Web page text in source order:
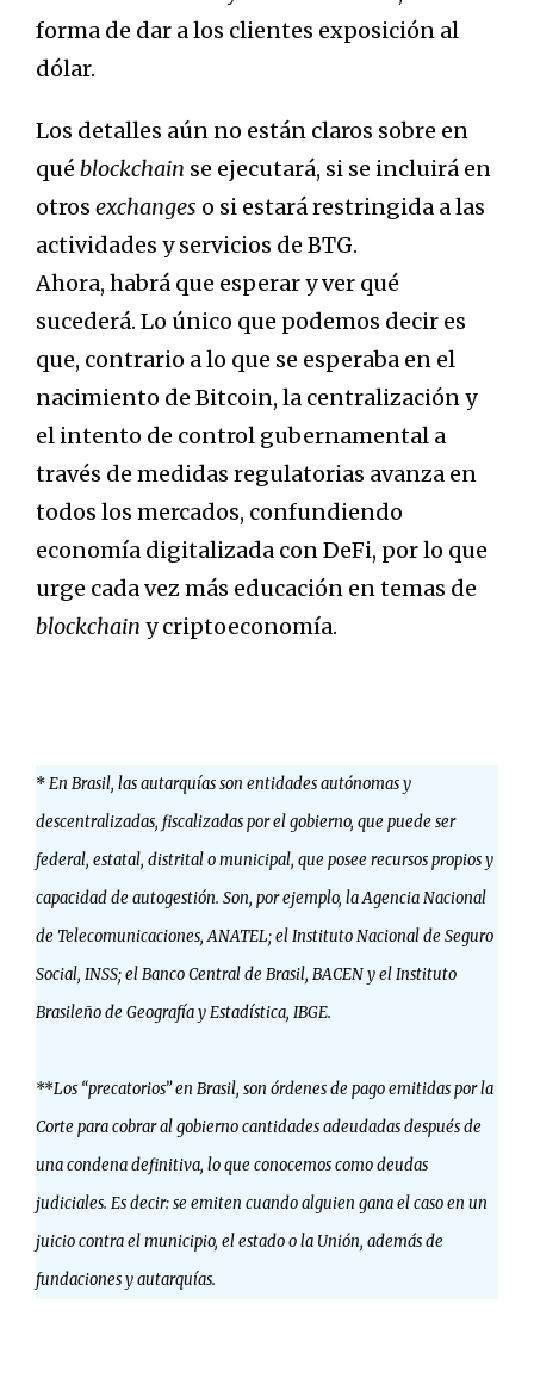
forma de dar a los clientes exposición al
dólar.
Los detalles aún no están claros sobre en
qué blockchain se ejecutará, si se incluirá en
otros exchanges o si estará restringida a las
actividades y servicios de BTG.
Ahora, habrá que esperar y ver qué
sucederá. Lo único que podemos decir es
que, contrario a lo que se esperaba en el
nacimiento de Bitcoin, la centralización y
el intento de control gubernamental a
través de medidas regulatorias avanza en
todos los mercados, confundiendo
economía digitalizada con DeFi, por lo que
urge cada vez más educación en temas de
blockchain y criptoeconomía.
*En Brasil, las autarquías son entidades autónomas y
descentralizadas, fiscalizadas por el gobierno, que puede ser
federal, estatal, distrital o municipal, que posee recursos propios y
capacidad de autogestión. Son, por ejemplo, la Agencia Nacional
de Telecomunicaciones, ANATEL; el Instituto Nacional de Seguro
Social, INSS; el Banco Central de Brasil, BACEN y el Instituto
Brasileño de Geografía y Estadística, IBGE.
**Los “precatorios” en Brasil, son órdenes de pago emitidas por la
Corte para cobrar al gobierno cantidades adeudadas después de
una condena definitiva, lo que conocemos como deudas
judiciales. Es decir: se emiten cuando alguien gana el caso en un
juicio contra el municipio, el estado o la Unión, además de
fundaciones y autarquías.